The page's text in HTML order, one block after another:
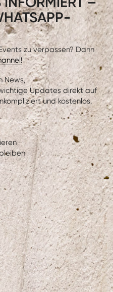
zu verpassen? Dann
News,
Updates direkt auf
und kostenlos.